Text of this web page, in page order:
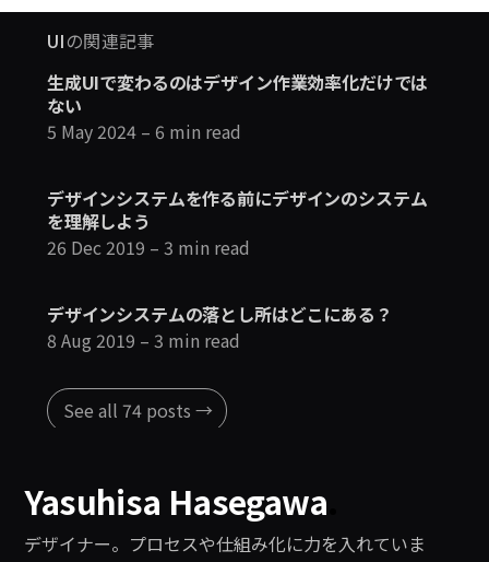
UIの関連記事
生成UIで変わるのはデザイン作業効率化だけでは
ない
5 May 2024– 6 min read
デザインシステムを作る前にデザインのシステム
を理解しよう
26 Dec 2019 – 3 min read
デザインシステムの落とし所はどこにある？
8 Aug 2019 – 3 min read
See all 74 posts →
Yasuhisa Hasegawa
デザイナー。プロセスや仕組み化に力を入れていま